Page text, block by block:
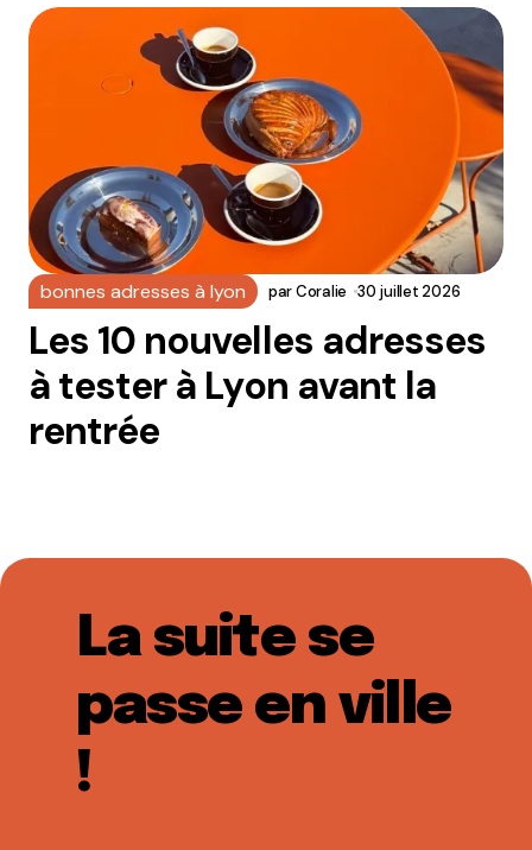
bonnes adresses à lyon parCoralie 30 juillet 2026
Les 10 nouvelles adresses
à tester à Lyon avant la
rentrée
La suite se
passe en ville
!